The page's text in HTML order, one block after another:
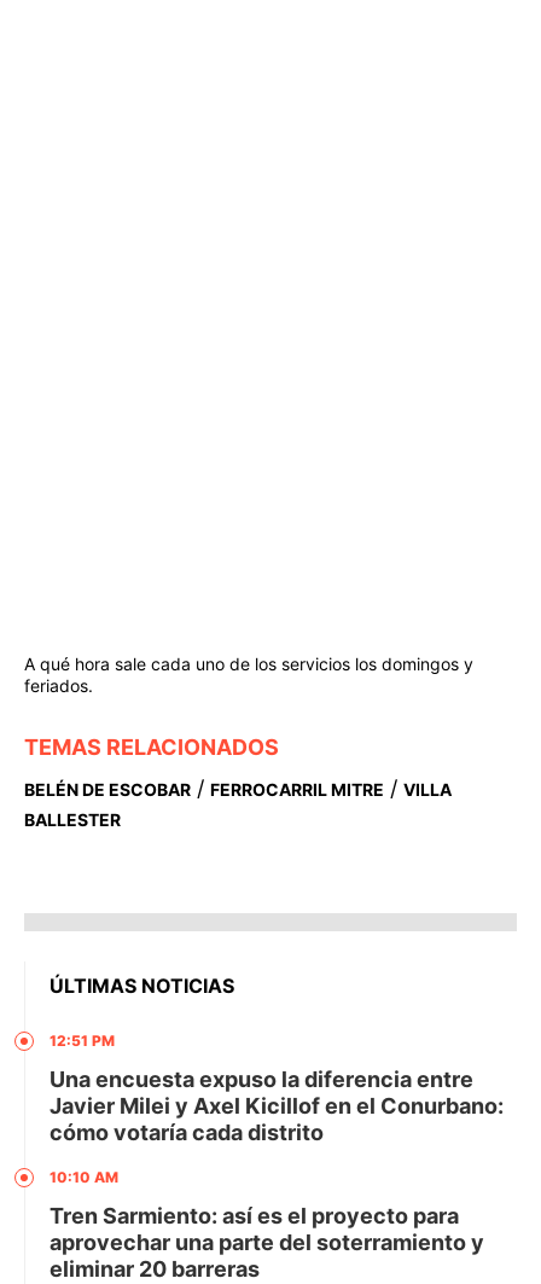
A qué hora sale cada uno de los servicios los domingos y
feriados.
TEMAS RELACIONADOS
BELÉN DE ESCOBAR / FERROCARRIL MITRE / VILLA
BALLESTER
ÚLTIMAS NOTICIAS
12:51 PM
Una encuesta expuso la diferencia entre
Javier Milei y Axel Kicillof en el Conurbano:
cómo votaría cada distrito
10:10 AM
Tren Sarmiento: así es el proyecto para
aprovechar una parte del soterramiento y
eliminar 20 barreras